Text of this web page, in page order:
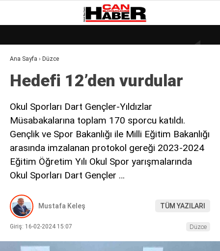
21.2°
GALERİ
DÜNYA
GÜNDEM
KÜLÜR – SANAT
MAGAZIN
SAĞLIK
POLITIKA
ASAYIŞ
Ana Sayfa › Düzce
Hedefi 12’den vurdular
Okul Sporları Dart Gençler-Yıldızlar
Müsabakalarına toplam 170 sporcu katıldı.
Gençlik ve Spor Bakanlığı ile Milli Eğitim Bakanlığı
arasında imzalanan protokol gereği 2023-2024
Eğitim Öğretim Yılı Okul Spor yarışmalarında
Okul Sporları Dart Gençler …
Mustafa Keleş TÜM YAZILARI
Giriş: 16-02-2024 15:07 Düzce